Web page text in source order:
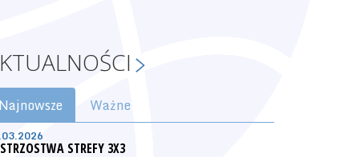
Najnowsze Ważne
STREFY 3X3